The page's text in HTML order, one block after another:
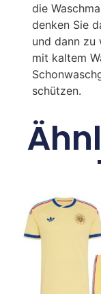
die
denken Sie
und dann zu
mit kaltem
schützen.